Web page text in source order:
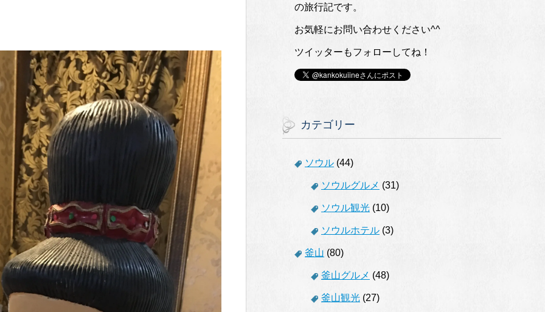
の旅行記です。
お気軽にお問い合わせください^^
ツイッターもフォローしてね！
カテゴリー
ソウル (44)
ソウルグルメ (31)
ソウル観光 (10)
ソウルホテル (3)
釜山 (80)
釜山グルメ (48)
釜山観光 (27)